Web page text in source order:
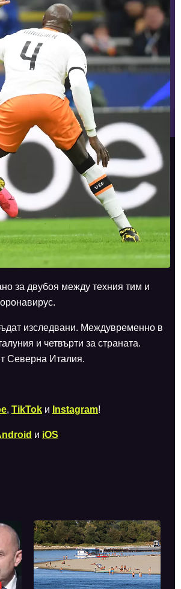
за двубоя между техния тим и
изследвани. Междувременно в
и четвърти за страната.
Северна Италия.
, TikTok и Instagram!
и iOS